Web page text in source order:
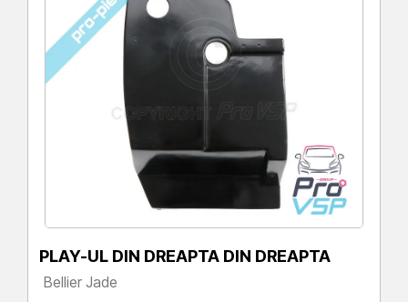
PLAY-UL DIN DREAPTA DIN DREAPTA
Bellier Jade